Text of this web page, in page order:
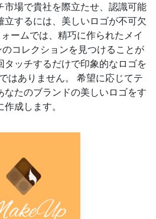
市場で貴社を際立たせ、認識可能
立するには、美しいロゴが不可欠
ームでは、精巧に作られたメイ
コレクションを見つけることが
タッチするだけで印象的なロゴを
はありません。 希望に応じてテ
なたのブランドの美しいロゴをす
作成します。